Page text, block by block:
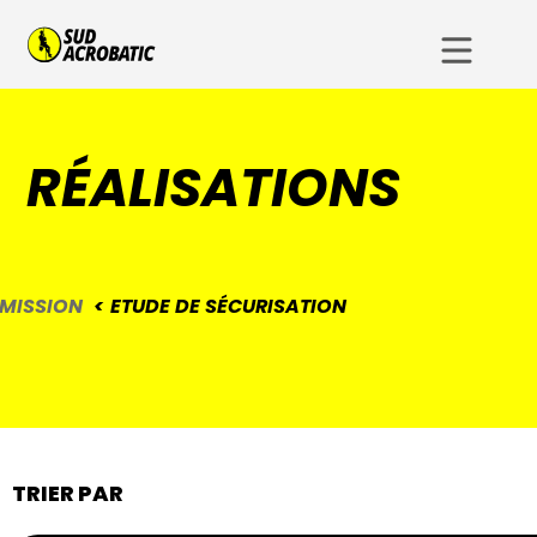
RÉALISATIONS
ETUDE DE SÉCURISATION
TRIER PAR